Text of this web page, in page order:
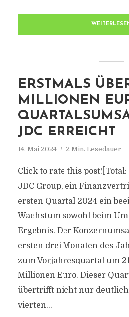
ERSTMALS
MILLIONEN
JDC ERREICHT
14. Mai 2024 2 Min. Lesedauer
Click to rate this post![Total:
JDC Group, ein
ersten Quartal 2024 ein
Wachstum sowohl beim
Ergebnis. Der
ersten drei Monaten des
zum Vorjahresquartal um
Millionen Euro. Dieser
übertrifft nicht nur deutlich
vierten...